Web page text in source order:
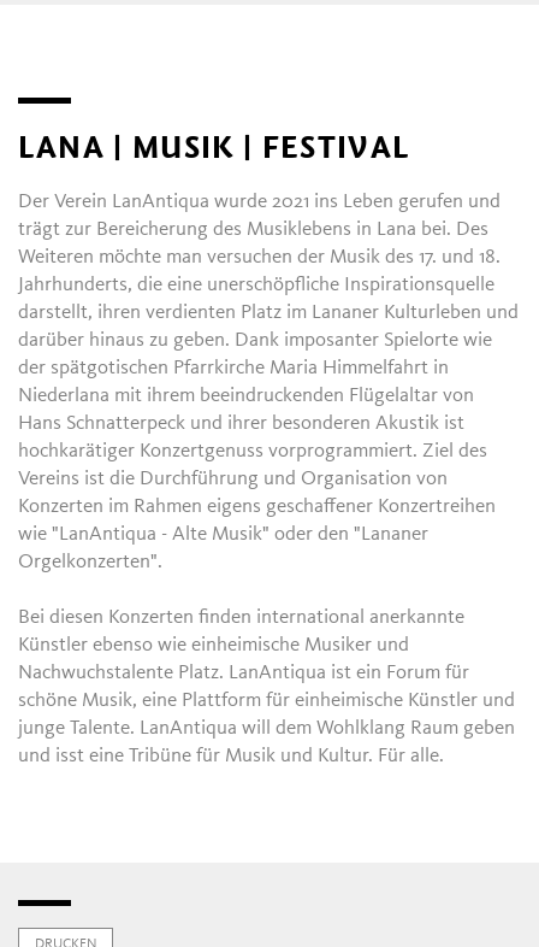
LANA | MUSIK | FESTIVAL
Der Verein LanAntiqua wurde 2021 ins Leben gerufen und
trägt zur Bereicherung des Musiklebens in Lana bei. Des
Weiteren möchte man versuchen der Musik des 17. und 18.
Jahrhunderts, die eine unerschöpfliche Inspirationsquelle
darstellt, ihren verdienten Platz im Lananer Kulturleben und
darüber hinaus zu geben. Dank imposanter Spielorte wie
der spätgotischen Pfarrkirche Maria Himmelfahrt in
Niederlana mit ihrem beeindruckenden Flügelaltar von
Hans Schnatterpeck und ihrer besonderen Akustik ist
hochkarätiger Konzertgenuss vorprogrammiert. Ziel des
Vereins ist die Durchführung und Organisation von
Konzerten im Rahmen eigens geschaffener Konzertreihen
wie "LanAntiqua - Alte Musik" oder den "Lananer
Orgelkonzerten".
Bei diesen Konzerten finden international anerkannte
Künstler ebenso wie einheimische Musiker und
Nachwuchstalente Platz. LanAntiqua ist ein Forum für
schöne Musik, eine Plattform für einheimische Künstler und
junge Talente. LanAntiqua will dem Wohlklang Raum geben
und isst eine Tribüne für Musik und Kultur. Für alle.